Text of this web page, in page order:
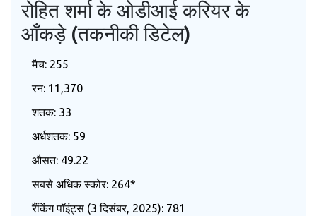
रोहित शर्मा के ओडीआई करियर के
आँकड़े (तकनीकी डिटेल)
मैच: 255
रन: 11,370
शतक: 33
अर्धशतक: 59
औसत: 49.22
सबसे अधिक स्कोर: 264*
रैंकिंग पॉइंट्स (3 दिसंबर, 2025): 781